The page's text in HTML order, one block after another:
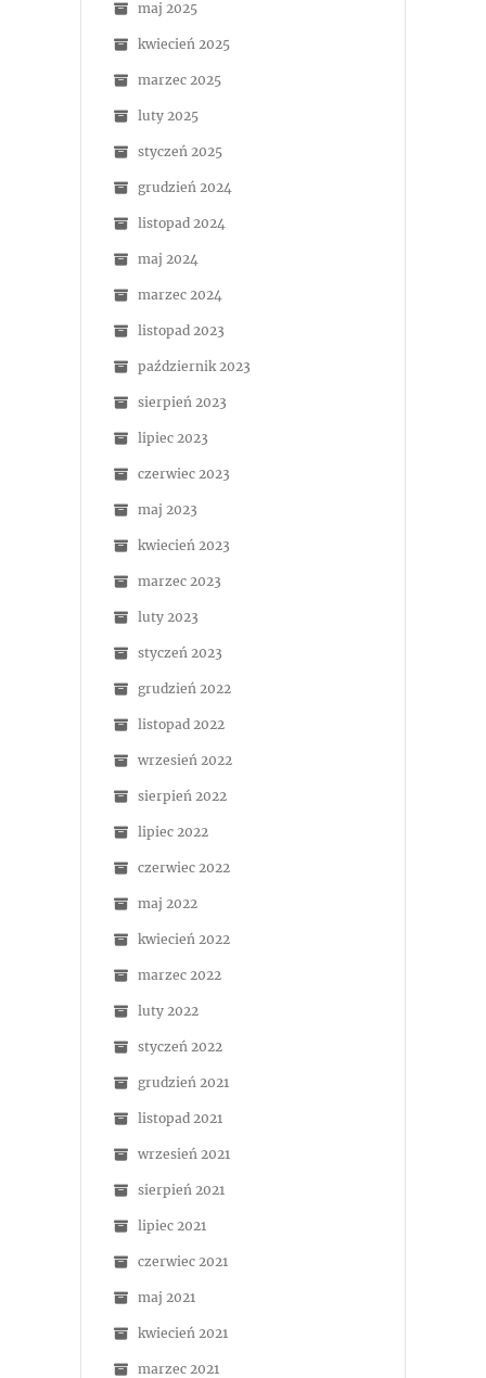
maj 2025
kwiecień 2025
marzec 2025
luty 2025
styczeń 2025
grudzień 2024
listopad 2024
maj 2024
marzec 2024
listopad 2023
październik 2023
sierpień 2023
lipiec 2023
czerwiec 2023
maj 2023
kwiecień 2023
marzec 2023
luty 2023
styczeń 2023
grudzień 2022
listopad 2022
wrzesień 2022
sierpień 2022
lipiec 2022
czerwiec 2022
maj 2022
kwiecień 2022
marzec 2022
luty 2022
styczeń 2022
grudzień 2021
listopad 2021
wrzesień 2021
sierpień 2021
lipiec 2021
czerwiec 2021
maj 2021
kwiecień 2021
marzec 2021